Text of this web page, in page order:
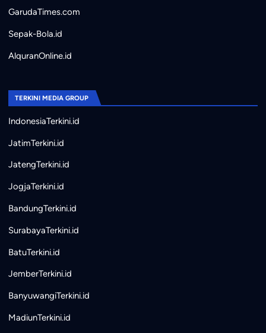
GarudaTimes.com
Sepak-Bola.id
AlquranOnline.id
TERKINI MEDIA GROUP
IndonesiaTerkini.id
JatimTerkini.id
JatengTerkini.id
JogjaTerkini.id
BandungTerkini.id
SurabayaTerkini.id
BatuTerkini.id
JemberTerkini.id
BanyuwangiTerkini.id
MadiunTerkini.id